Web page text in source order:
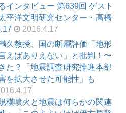
インタビュー 第639回 ゲスト
平洋文明研究センター・高橋
2016.4.17
久教授、国の断層評価「地形
えばありえない」と批判！〜
た？「地震調査研究推進本部
を拡大させた可能性」も
模噴火と地震は何らかの関連